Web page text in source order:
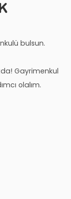
bulsun.
Gayrimenkul
olalım.